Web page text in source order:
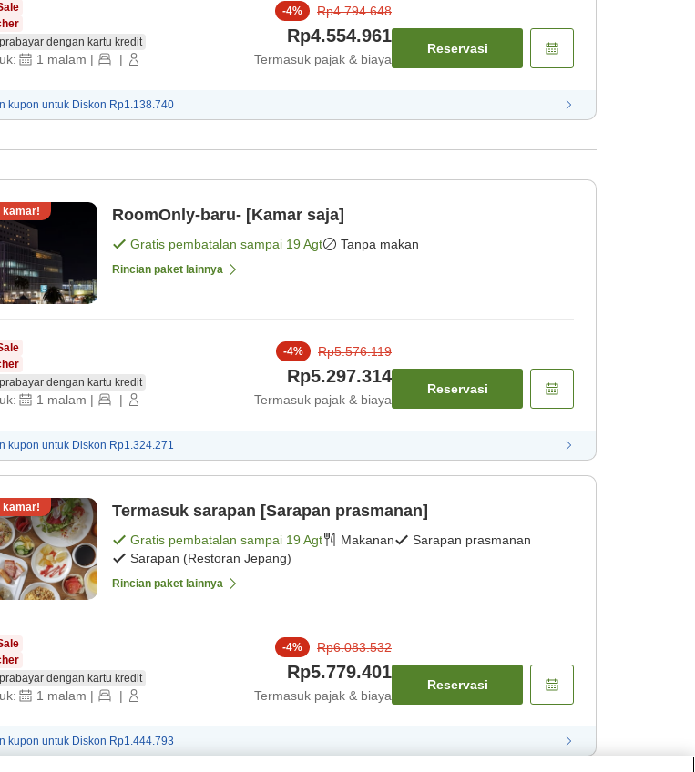
dengan kartu kredit
1 malam | |
-4% Rp4.794.648
Rp4.554.961
Termasuk pajak & biaya
Reservasi
kupon untuk Diskon Rp1.138.740
kamar! RoomOnly-baru- [Kamar saja]
Gratis pembatalan sampai 19 Agt Tanpa makan
Rincian paket lainnya
dengan kartu kredit
1 malam | |
-4% Rp5.576.119
Rp5.297.314
Termasuk pajak & biaya
Reservasi
kupon untuk Diskon Rp1.324.271
kamar! Termasuk sarapan [Sarapan prasmanan]
Gratis pembatalan sampai 19 Agt Makanan
Sarapan prasmanan
Sarapan (Restoran Jepang)
Rincian paket lainnya
dengan kartu kredit
1 malam | |
-4% Rp6.083.532
Rp5.779.401
Termasuk pajak & biaya
Reservasi
kupon untuk Diskon Rp1.444.793